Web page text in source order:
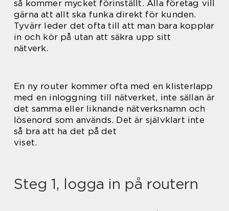
så kommer mycket förinställt. Alla företag vill
gärna att allt ska funka direkt för kunden.
Tyvärr leder det ofta till att man bara kopplar
in och kör på utan att säkra upp sitt
nätverk.
En ny router kommer ofta med en klisterlapp
med en inloggning till nätverket, inte sällan är
det samma eller liknande nätverksnamn och
lösenord som används. Det är självklart inte
så bra att ha det på det
viset.
Steg 1, logga in på routern